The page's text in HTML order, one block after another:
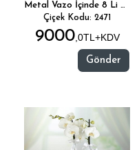
Metal Vazo İçinde 8 Li Orkide
Çiçek Kodu: 2471
9000,0TL+KDV
Gönder